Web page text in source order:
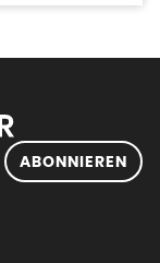
ABONNIEREN